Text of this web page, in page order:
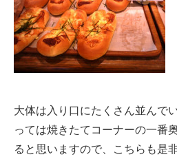
大体は入り口にたくさん並んで
っては焼きたてコーナーの一番
ると思いますので、こちらも是